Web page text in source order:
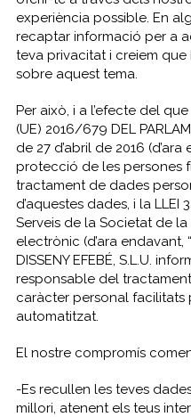
experiència possible. En
recaptar informació per a
teva privacitat i creiem
sobre aquest tema.
Per això, i a l’efecte del
(UE) 2016/679 DEL
de 27 d’abril de 2016
protecció de les persones
tractament de dades
d’aquestes dades, i la LLEI
Serveis de la Societat de
electrònic (d’ara endavant,
DISSENY EFEBÉ, S.L.U.
responsable del
caràcter personal facilitats
automatitzat.
El nostre compromís
-Es recullen les teves
millori, atenent els teus